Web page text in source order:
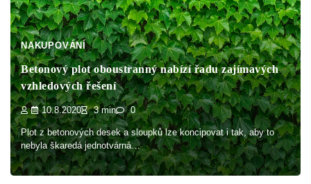
NAKUPOVÁNÍ
Betonový plot oboustranný nabízí řadu zajímavých
vzhledových řešení
10.8.2020 3 min 0
Plot z betonových desek a sloupků lze koncipovat i tak, aby to
nebyla škaredá jednotvárná…